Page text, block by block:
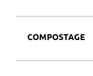
COMPOSTAGE